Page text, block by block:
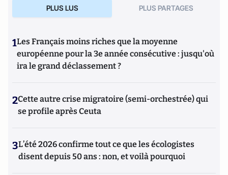
PLUS LUS PLUS PARTAGES
1Les Français moins riches que la moyenne
européenne pour la 3e année consécutive : jusqu'où
ira le grand déclassement ?
2Cette autre crise migratoire (semi-orchestrée) qui
se profile après Ceuta
3L’été 2026 confirme tout ce que les écologistes
disent depuis 50 ans : non, et voilà pourquoi